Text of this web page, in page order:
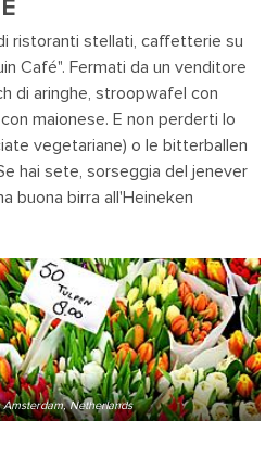
ristoranti stellati, caffetterie su
Café". Fermati da un venditore
di aringhe, stroopwafel con
maionese. E non perderti lo
vegetariane) o le bitterballen
hai sete, sorseggia del jenever
buona birra all'Heineken
Netherlands